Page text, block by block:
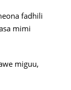
fadhili
mimi
miguu,